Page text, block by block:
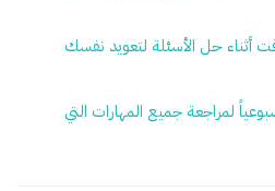
أثناء حل الأسئلة لتعويد نفسك
لمراجعة جميع المهارات التي